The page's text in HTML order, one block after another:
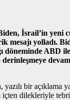
İsrail’in yeni
mesajı yolladı.
döneminde ABD
bir açıklama
içten dilekleriyle